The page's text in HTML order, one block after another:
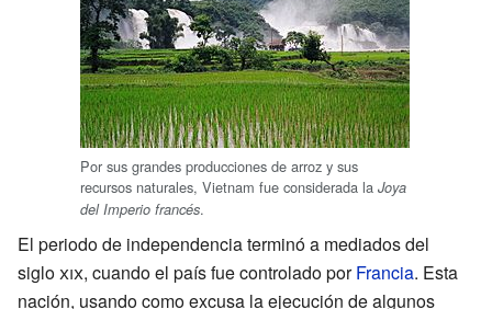
Por sus grandes producciones de arroz y sus
recursos naturales, Vietnam fue considerada la Joya
del Imperio francés.
El periodo de independencia terminó a mediados del
sigloxix, cuando el país fue controlado porFrancia. Esta
nación, usando como excusa la ejecución de algunos